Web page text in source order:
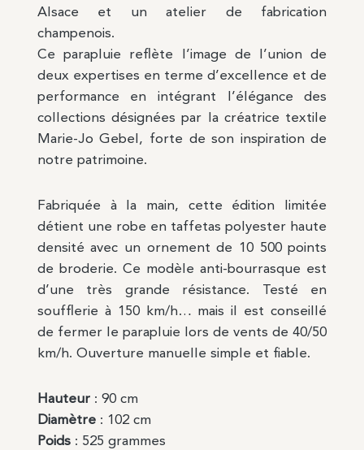
Alsace et un atelier de fabrication
champenois.
Ce parapluie reflète l’image de l’union de
deux expertises en terme d’excellence et de
performance en intégrant l’élégance des
collections désignées par la créatrice textile
Marie-Jo Gebel, forte de son inspiration de
notre patrimoine.
Fabriquée à la main, cette édition limitée
détient une robe en taffetas polyester haute
densité avec un ornement de 10 500 points
de broderie. Ce modèle anti-bourrasque est
d’une très grande résistance. Testé en
soufflerie à 150 km/h… mais il est conseillé
de fermer le parapluie lors de vents de 40/50
km/h. Ouverture manuelle simple et fiable.
Hauteur: 90 cm
Diamètre: 102 cm
Poids: 525 grammes